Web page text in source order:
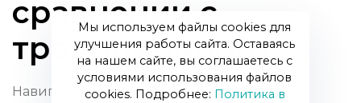
сравнении с
традиционной?
Навигация обычно стоит дороже из‑за
Мы используем файлы cookies для
улучшения работы сайта. Оставаясь
на нашем сайте, вы соглашаетесь с
условиями использования файлов
cookies. Подробнее: Политика в